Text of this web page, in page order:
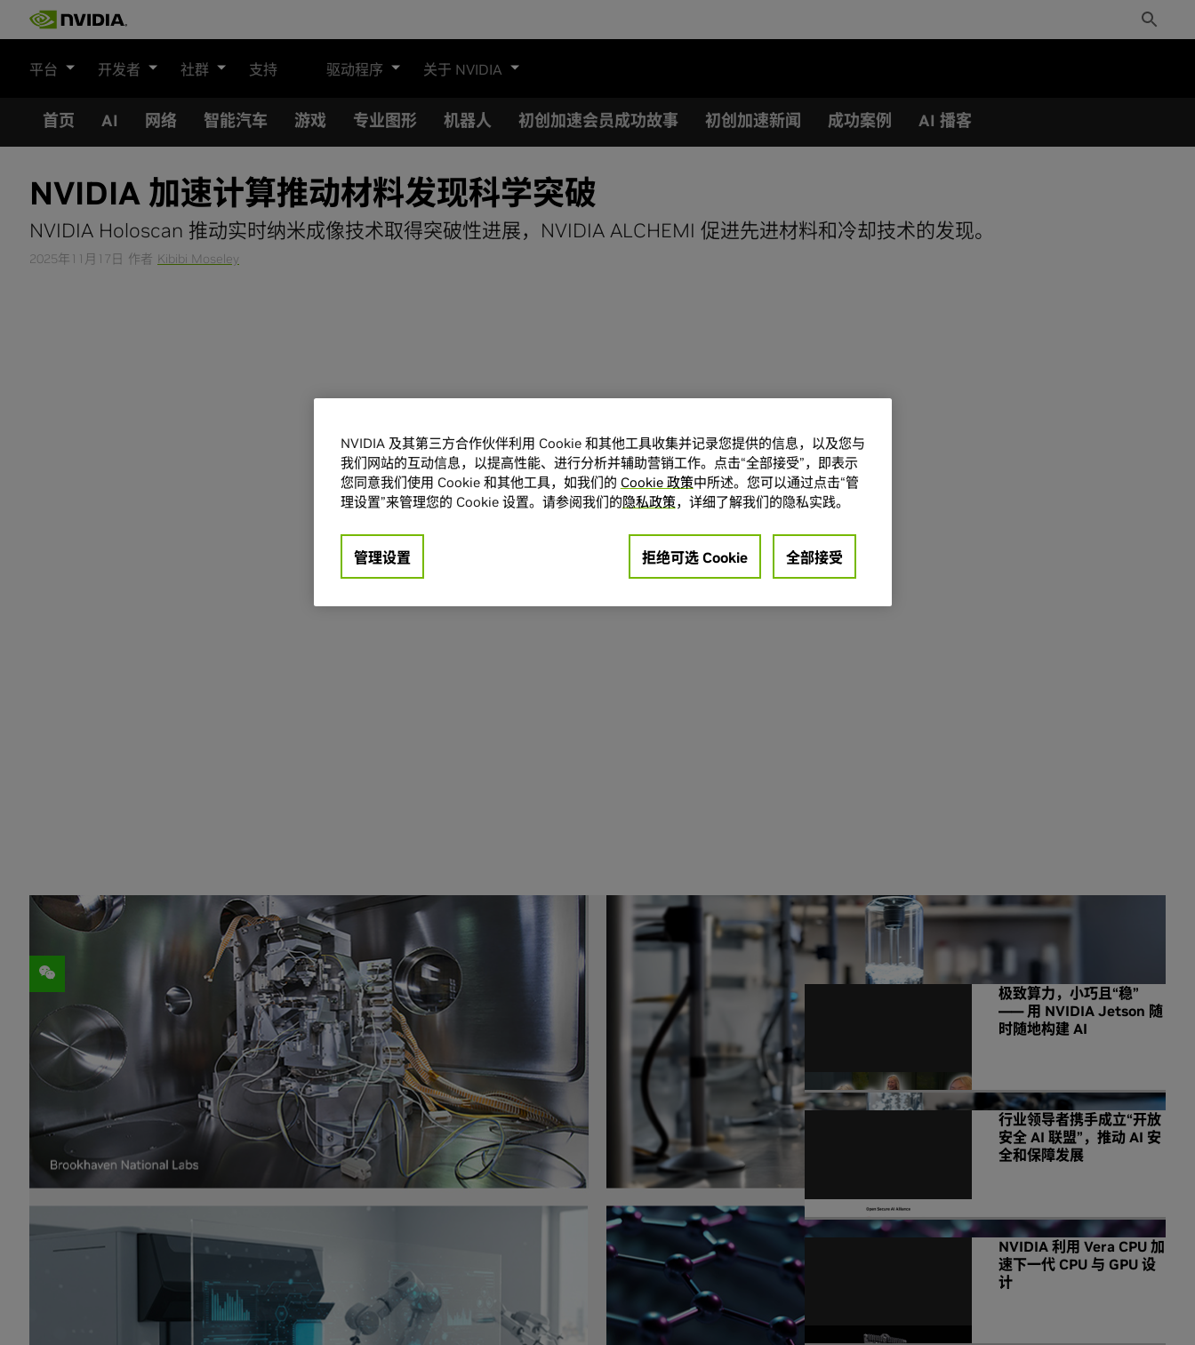
Toggle
Search
平台 开发者 社群 支持 驱动程序 关于 NVIDIA
首页 AI 网络 智能汽车 游戏 专业图形 机器人 初创加速会员成功故事 初创加速新闻 成功案例 AI 播客
NVIDIA 加速计算推动材料发现科学突破
NVIDIA Holoscan 推动实时纳米成像技术取得突破性进展，NVIDIA ALCHEMI 促进先进材料和冷却技术的发现。
2025年11月17日 作者 Kibibi Moseley
分享
为了支持液冷数据中心、高分辨率数字显示屏和长寿命电池等未来技术，科学家们正在寻找新型化学物
质和材料，以在能耗、耐用性和功效等关键指标上进行优化。
本周
大会上推出的全新NVIDIA 加速的数据处理工作流和 AI 微服务正在推动化学和材料科学发
展，并为其相关研究提供支持，其成果有望应用于航空航天、能源及制造业等领域。
NVIDIA 在展台上演示了一项布鲁克海文国家实验室的工作，该实验室使用 NVIDIA Holoscan
AI 传感器
处理平台，实现了低于 10 纳米级分辨率的材料可视化。
NVIDIA NIM的两项微服务，它们将为批量构象搜索和批量分子动力学
提供高效、高吞吐量的仿真，这是在原子级别预测和模拟材料特性所必需的流程。这两项 NIM 微服务是
NVIDIA ALCHEMI (一套面向化学和材料科学的微服务和工具包) 的一部分。
能源公司 ENEOS 和 OLED 显示技术公司 Universal Display Corporation 是 NVIDIA ALCHEMI NIM 微服
务的首批体验用户。
NVIDIA 相关新闻
极致算力，小巧且“稳”
—— 用 NVIDIA Jetson 随
时随地构建 AI
行业领导者携手成立“开放
安全 AI 联盟”，推动 AI 安
全和保障发展
NVIDIA 利用 Vera CPU 加
速下一代 CPU 与 GPU 设
计
NVIDIA 及其第三方合作伙伴利用 Cookie 和其他工具收集并记录您提供的信息，以及您与
我们网站的互动信息，以提高性能、进行分析并辅助营销工作。点击“全部接受”，即表示
您同意我们使用 Cookie 和其他工具，如我们的 Cookie 政策中所述。您可以通过点击“管
理设置”来管理您的 Cookie 设置。请参阅我们的隐私政策，详细了解我们的隐私实践。
管理设置 拒绝可选 Cookie 全部接受